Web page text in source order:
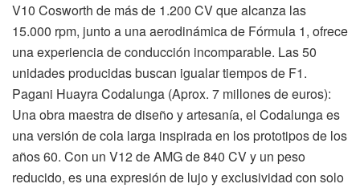
V10 Cosworth de más de 1.200 CV que alcanza las
15.000 rpm, junto a una aerodinámica de Fórmula 1, ofrece
una experiencia de conducción incomparable. Las 50
unidades producidas buscan igualar tiempos de F1.
Pagani Huayra Codalunga (Aprox. 7 millones de euros):
Una obra maestra de diseño y artesanía, el Codalunga es
una versión de cola larga inspirada en los prototipos de los
años 60. Con un V12 de AMG de 840 CV y un peso
reducido, es una expresión de lujo y exclusividad con solo